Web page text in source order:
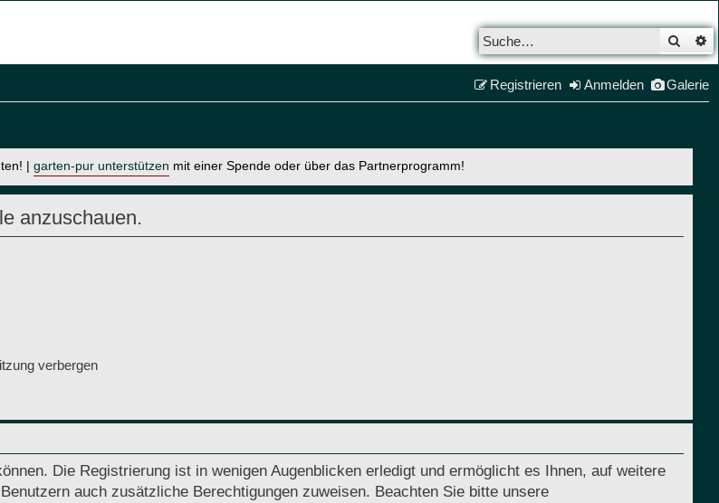
Galerie
Anmelden
Registrieren
| garten-pur unterstützen mit einer Spende oder über das Partnerprogramm!
anzuschauen.
verbergen
Die Registrierung ist in wenigen Augenblicken erledigt und ermöglicht es Ihnen, auf weitere
auch zusätzliche Berechtigungen zuweisen. Beachten Sie bitte unsere